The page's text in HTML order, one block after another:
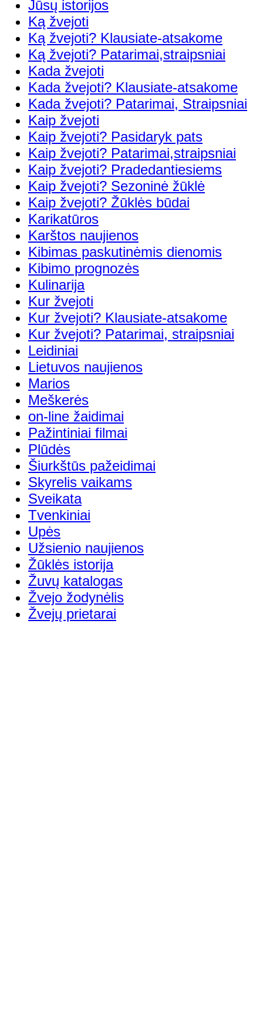
Jūsų istorijos
Ką žvejoti
Ką žvejoti? Klausiate-atsakome
Ką žvejoti? Patarimai,straipsniai
Kada žvejoti
Kada žvejoti? Klausiate-atsakome
Kada žvejoti? Patarimai, Straipsniai
Kaip žvejoti
Kaip žvejoti? Pasidaryk pats
Kaip žvejoti? Patarimai,straipsniai
Kaip žvejoti? Pradedantiesiems
Kaip žvejoti? Sezoninė žūklė
Kaip žvejoti? Žūklės būdai
Karikatūros
Karštos naujienos
Kibimas paskutinėmis dienomis
Kibimo prognozės
Kulinarija
Kur žvejoti
Kur žvejoti? Klausiate-atsakome
Kur žvejoti? Patarimai, straipsniai
Leidiniai
Lietuvos naujienos
Marios
Meškerės
on-line žaidimai
Pažintiniai filmai
Plūdės
Šiurkštūs pažeidimai
Skyrelis vaikams
Sveikata
Tvenkiniai
Upės
Užsienio naujienos
Žūklės istorija
Žuvų katalogas
Žvejo žodynėlis
Žvejų prietarai